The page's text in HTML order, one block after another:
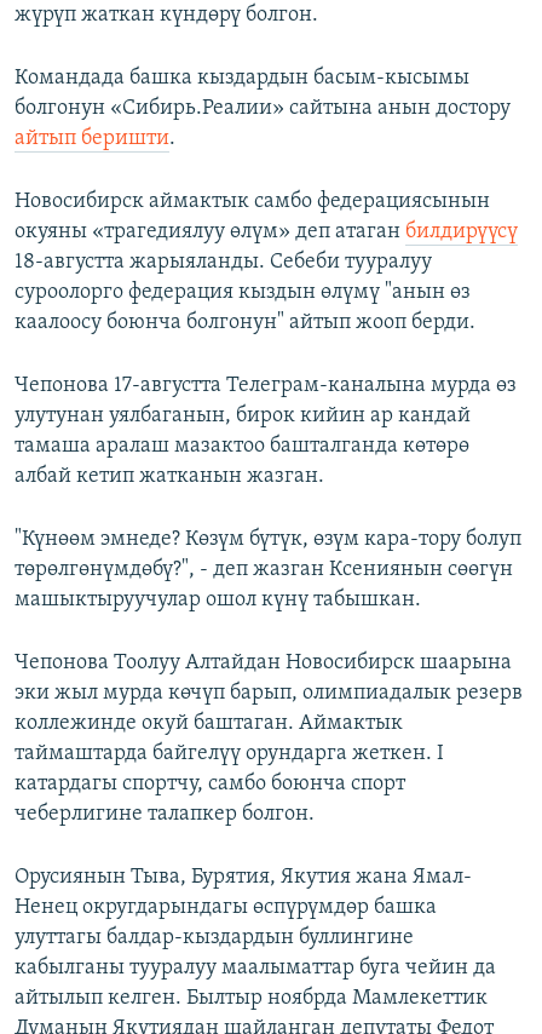
жүрүп жаткан күндөрү болгон.
Командада башка кыздардын басым-кысымы
болгонун «Сибирь.Реалии» сайтына анын достору
айтып беришти.
Новосибирск аймактык самбо федерациясынын
окуяны «трагедиялуу өлүм» деп атаган билдирүүсү
18-августта жарыяланды. Себеби тууралуу
суроолорго федерация кыздын өлүмү "анын өз
каалоосу боюнча болгонун" айтып жооп берди.
Чепонова 17-августта Телеграм-каналына мурда өз
улутунан уялбаганын, бирок кийин ар кандай
тамаша аралаш мазактоо башталганда көтөрө
албай кетип жатканын жазган.
"Күнөөм эмнеде? Көзүм бүтүк, өзүм кара-тору болуп
төрөлгөнүмдөбү?", - деп жазган Ксениянын сөөгүн
машыктыруучулар ошол күнү табышкан.
Чепонова Тоолуу Алтайдан Новосибирск шаарына
эки жыл мурда көчүп барып, олимпиадалык резерв
коллежинде окуй баштаган. Аймактык
таймаштарда байгелүү орундарга жеткен. I
катардагы спортчу, самбо боюнча спорт
чеберлигине талапкер болгон.
Орусиянын Тыва, Бурятия, Якутия жана Ямал-
Ненец округдарындагы өспүрүмдөр башка
улуттагы балдар-кыздардын буллингине
кабылганы тууралуу маалыматтар буга чейин да
айтылып келген. Былтыр ноябрда Мамлекеттик
Думанын Якутиядан шайланган депутаты Федот